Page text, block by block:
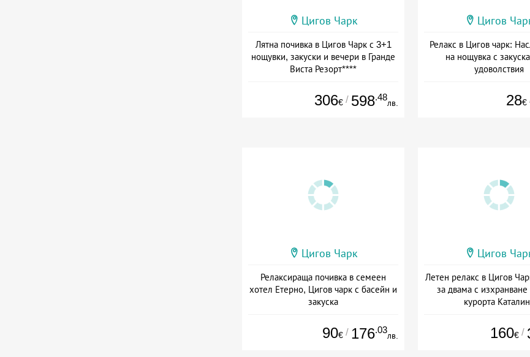
Цигов Чарк
Лятна почивка в Цигов Чарк с 3+1
нощувки, закуски и вечери в Гранде
Виста Резорт****
306€ / 598.48
лв.
Цигов
Релакс в Цигов чарк:
на нощувка с
удоволствия
28€
Цигов Чарк
Релаксираща почивка в семеен
хотел Етерно, Цигов чарк с басейн и
закуска
90€ / 176.03
лв.
Цигов
Летен релакс в Цигов
за двама с
курорта
160€ /